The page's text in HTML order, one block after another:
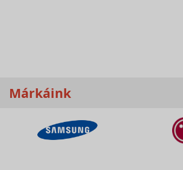
Márkáink